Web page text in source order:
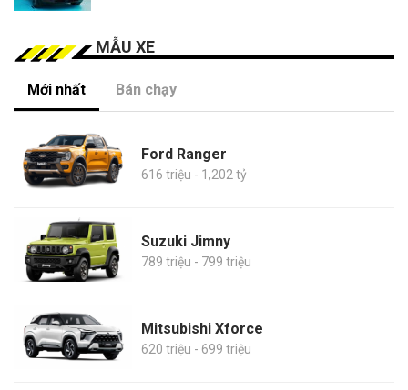
MẪU XE
Mới nhất Bán chạy
Ford Ranger
616 triệu - 1,202 tỷ
Suzuki Jimny
789 triệu - 799 triệu
Mitsubishi Xforce
620 triệu - 699 triệu